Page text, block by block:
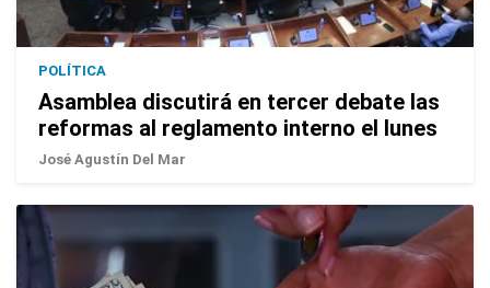
POLÍTICA
Asamblea discutirá en tercer debate las
reformas al reglamento interno el lunes
José Agustín Del Mar